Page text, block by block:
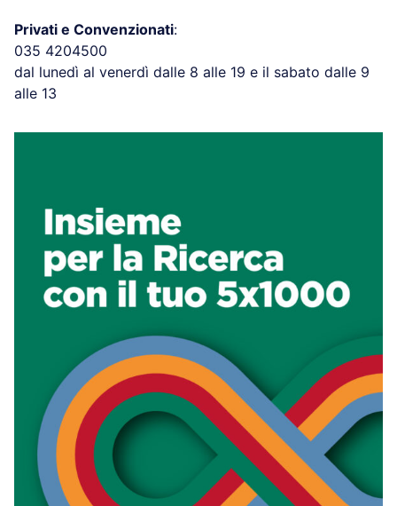
Privati e Convenzionati:
035 4204500
dal lunedì al venerdì dalle 8 alle 19 e il sabato dalle 9
alle 13